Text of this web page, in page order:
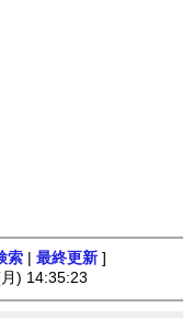
索 最終更新 ]
) 14:35:23